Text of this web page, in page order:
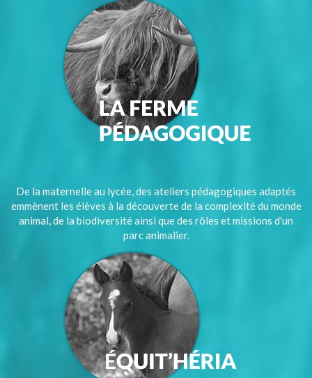
De la maternelle au lycée, des ateliers pédagogiques adaptés
emmènent les élèves à la découverte de la complexité du monde
animal, de la biodiversité ainsi que des rôles et missions d'un
parc animalier.